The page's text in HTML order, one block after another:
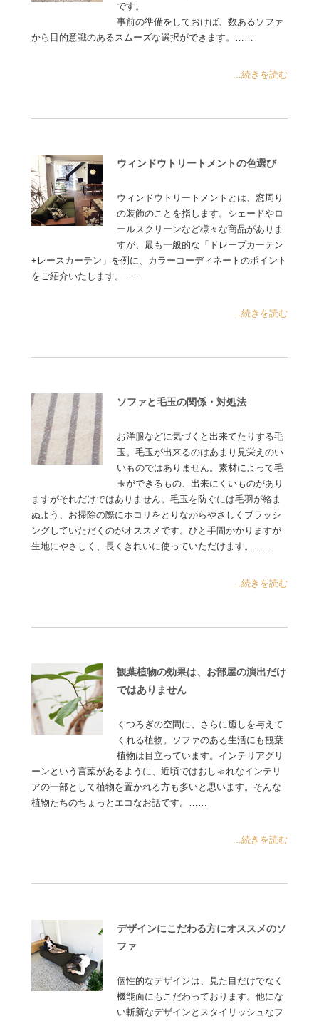
です。
事前の準備をしておけば、数あるソファ
から目的意識のあるスムーズな選択ができます。……
...続きを読む
ウィンドウトリートメントの色選び
ウィンドウトリートメントとは、窓周り
の装飾のことを指します。シェードやロ
ールスクリーンなど様々な商品がありま
すが、最も一般的な「ドレープカーテン
+レースカーテン」を例に、カラーコーディネートのポイント
をご紹介いたします。……
...続きを読む
ソファと毛玉の関係・対処法
お洋服などに気づくと出来てたりする毛
玉。毛玉が出来るのはあまり見栄えのい
いものではありません。素材によって毛
玉ができるもの、出来にくいものがあり
ますがそれだけではありません。毛玉を防ぐには毛羽が絡ま
ぬよう、お掃除の際にホコリをとりながらやさしくブラッシ
ングしていただくのがオススメです。ひと手間かかりますが
生地にやさしく、長くきれいに使っていただけます。……
...続きを読む
観葉植物の効果は、お部屋の演出だけ
ではありません
くつろぎの空間に、さらに癒しを与えて
くれる植物。ソファのある生活にも観葉
植物は目立っています。インテリアグリ
ーンという言葉があるように、近頃ではおしゃれなインテリ
アの一部として植物を置かれる方も多いと思います。そんな
植物たちのちょっとエコなお話です。……
...続きを読む
デザインにこだわる方にオススメのソ
ファ
個性的なデザインは、見た目だけでなく
機能面にもこだわっております。他にな
い斬新なデザインとスタイリッシュなフ